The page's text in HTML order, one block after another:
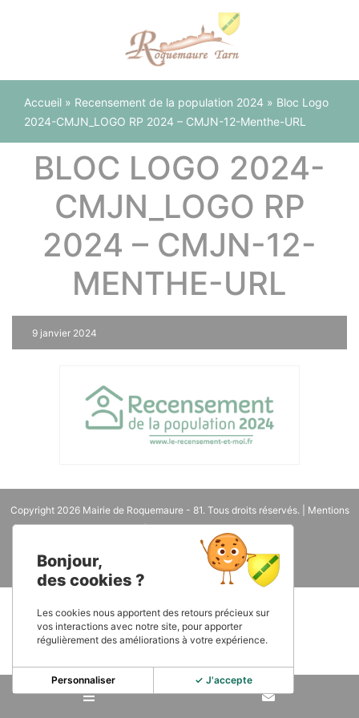
Accueil » Recensement de la population 2024 » Bloc Logo
2024-CMJN_LOGO RP 2024 – CMJN-12-Menthe-URL
BLOC LOGO 2024-
CMJN_LOGO RP
2024 – CMJN-12-
MENTHE-URL
9 janvier 2024
Copyright 2026 Mairie de Roquemaure - 81. Tous droits réservés. | Mentions
Bonjour,
des cookies ?
Les cookies nous apportent des retours précieux sur
vos interactions avec notre site, pour apporter
régulièrement des améliorations à votre expérience.
✓ J'accepte
Personnaliser